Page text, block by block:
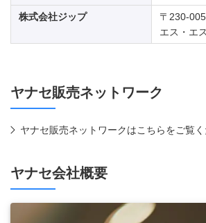
株式会社ジップ
〒230-
エス・エ
ヤナセ販売ネットワーク
ヤナセ販売ネットワークはこちらをご覧
ヤナセ会社概要